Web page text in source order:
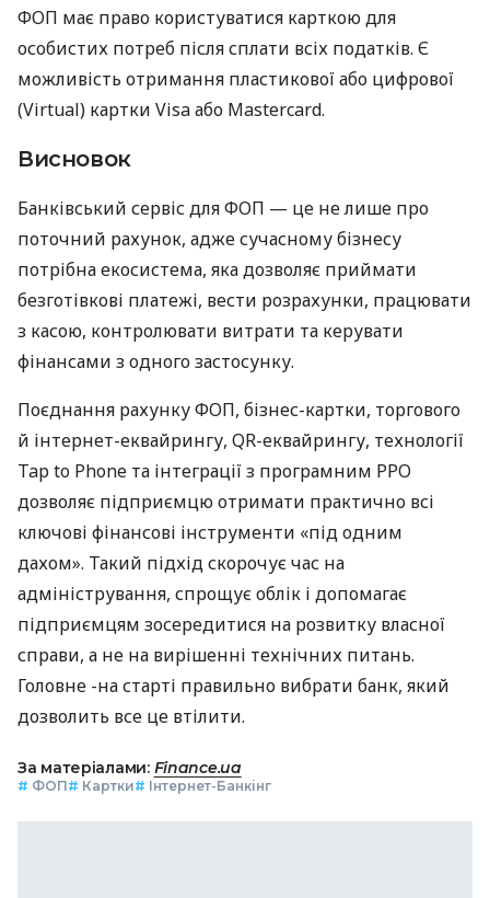
ФОП має право користуватися карткою для
особистих потреб після сплати всіх податків. Є
можливість отримання пластикової або цифрової
(Virtual) картки Visa або Mastercard.
Висновок
Банківський сервіс для ФОП — це не лише про
поточний рахунок, адже сучасному бізнесу
потрібна екосистема, яка дозволяє приймати
безготівкові платежі, вести розрахунки, працювати
з касою, контролювати витрати та керувати
фінансами з одного застосунку.
Поєднання рахунку ФОП, бізнес-картки, торгового
й інтернет-еквайрингу, QR-еквайрингу, технології
Tap to Phone та інтеграції з програмним РРО
дозволяє підприємцю отримати практично всі
ключові фінансові інструменти «під одним
дахом». Такий підхід скорочує час на
адміністрування, спрощує облік і допомагає
підприємцям зосередитися на розвитку власної
справи, а не на вирішенні технічних питань.
Головне -на старті правильно вибрати банк, який
дозволить все це втілити.
За матеріалами: Finance.ua
# ФОП# Картки# Інтернет-Банкінг